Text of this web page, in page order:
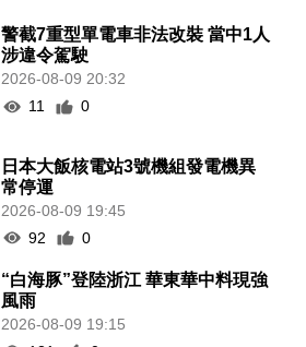
警截7重型單電車非法改裝 當中1人
涉違令駕駛
2026-08-09 20:32
11
0
日本大飯核電站3號機組發電機異
常停運
2026-08-09 19:45
92
0
“白海豚”登陸浙江 華東華中料現強
風雨
2026-08-09 19:15